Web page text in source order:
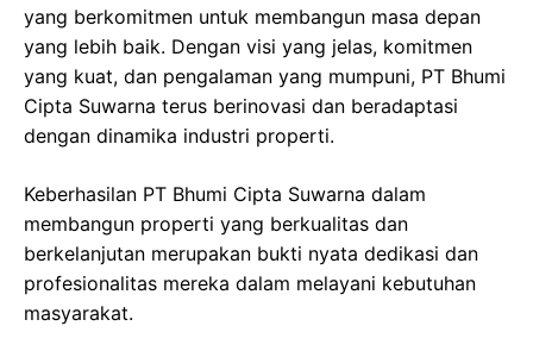
yang berkomitmen untuk membangun masa depan
yang lebih baik. Dengan visi yang jelas, komitmen
yang kuat, dan pengalaman yang mumpuni, PT Bhumi
Cipta Suwarna terus berinovasi dan beradaptasi
dengan dinamika industri properti.
Keberhasilan PT Bhumi Cipta Suwarna dalam
membangun properti yang berkualitas dan
berkelanjutan merupakan bukti nyata dedikasi dan
profesionalitas mereka dalam melayani kebutuhan
masyarakat.